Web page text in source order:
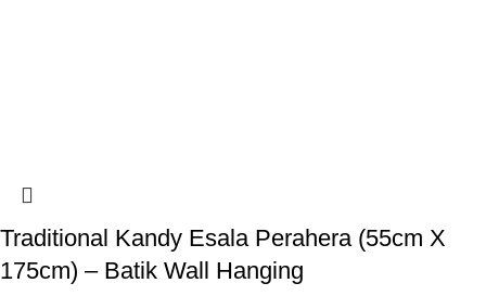
Traditional Kandy Esala Perahera (55cm X
175cm) – Batik Wall Hanging